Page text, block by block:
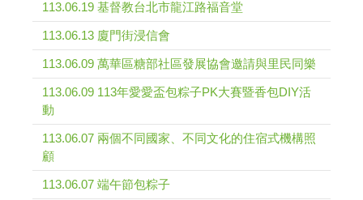
113.06.19 基督教台北市龍江路福音堂
113.06.13 廈門街浸信會
113.06.09 萬華區糖部社區發展協會邀請與里民同樂
113.06.09 113年愛愛盃包粽子PK大賽暨香包DIY活
動
113.06.07 兩個不同國家、不同文化的住宿式機構照
顧
113.06.07 端午節包粽子